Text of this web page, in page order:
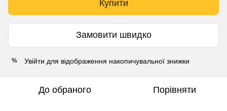
Купити
Замовити швидко
% Увійти для відображення накопичувальної знижки
До обраного Порівняти